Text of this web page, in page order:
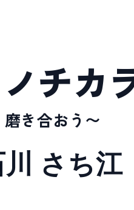
チカ
き合おう〜
川 さち江